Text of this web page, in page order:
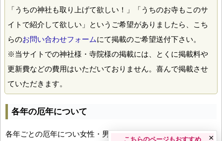
「うちの神社も取り上げて欲しい！」「うちのお寺もこのサ
イトで紹介して欲しい」というご希望がありましたら、こち
らのお問い合わせフォームにて掲載のご希望送付下さい。
※当サイトでの神社様・寺院様の掲載には、とくに掲載料や
更新費などの費用はいただいておりません。喜んで掲載させ
ていただきます。
各年の厄年について
各年ごとの厄年につい女性・男性の年齢早見表とともにお伝え
こちらのページもおすすめ ×